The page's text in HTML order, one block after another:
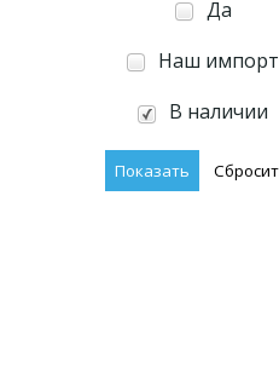
Да
Наш импорт
В наличии